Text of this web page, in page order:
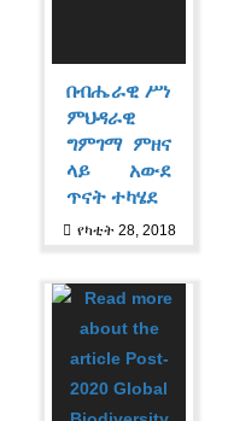
በብሔራዊ ሥነ
ምህዳራዊ
ግምገማ ምዘና
ላይ አውደ
ጥናት ተካሄደ
የካቲት 28, 2018